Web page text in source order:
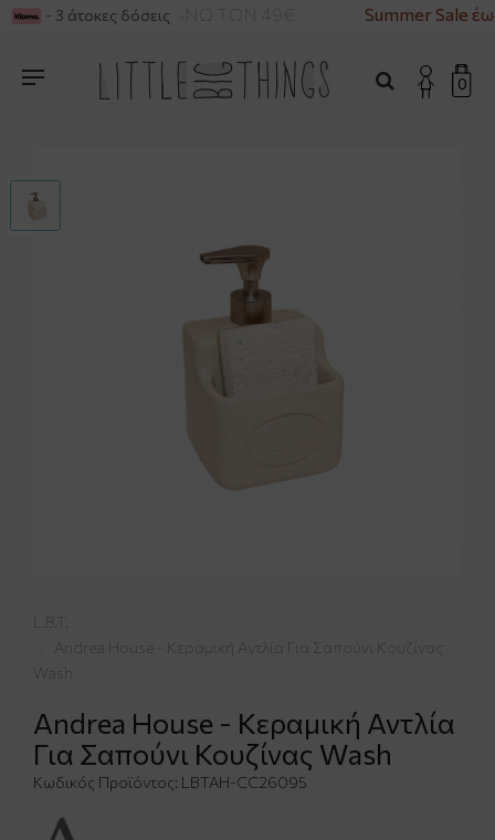
ΓΙΑ ΑΓΟΡΕΣ ΑΝΩ ΤΩΝ 49€ Summer Sale
- 3 άτοκες δόσεις
0
L.B.T.
Andrea House - Κεραμική Αντλία Για Σαπούνι Κουζίνας
Wash
Andrea House - Κεραμική Αντλία
Για Σαπούνι Κουζίνας Wash
Κωδικός Προϊόντος: LBTAH-CC26095